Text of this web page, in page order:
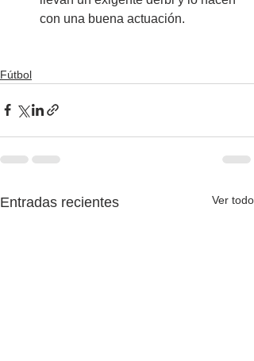
con una buena actuación.
Fútbol
Entradas recientes Ver todo